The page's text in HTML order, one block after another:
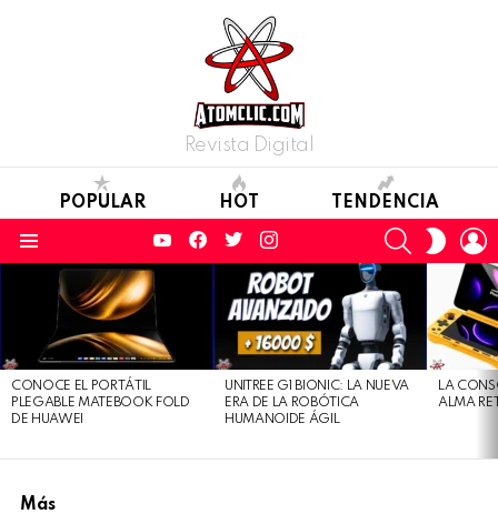
Revista Digital
POPULAR HOT TENDENCIA
YouTubeFacebook
TwitterInstagram SEARCH
SKIN
STORIES
CONOCE EL PORTÁTIL
PLEGABLE MATEBOOK FOLD
DE HUAWEI
UNITREE G1 BIONIC: LA NUEVA
ERA DE LA ROBÓTICA
HUMANOIDE ÁGIL
LA
ALMA
Más